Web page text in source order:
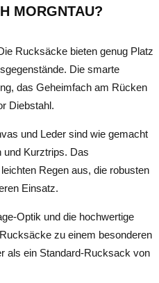
MORGNTAU?
Rucksäcke bieten genug Platz
Die smarte
das Geheimfach am Rücken
Diebstahl.
und Leder sind wie gemacht
und Kurztrips. Das
Regen aus, die robusten
Einsatz.
Optik und die hochwertige
zu einem besonderen
als ein Standard-Rucksack von